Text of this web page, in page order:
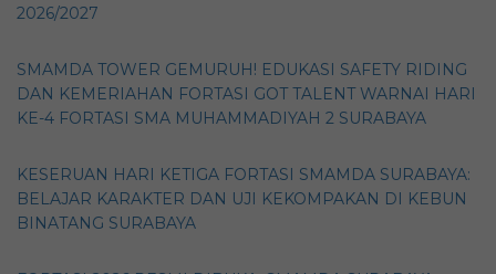
2026/2027
SMAMDA TOWER GEMURUH! EDUKASI SAFETY RIDING
DAN KEMERIAHAN FORTASI GOT TALENT WARNAI HARI
KE-4 FORTASI SMA MUHAMMADIYAH 2 SURABAYA
KESERUAN HARI KETIGA FORTASI SMAMDA SURABAYA:
BELAJAR KARAKTER DAN UJI KEKOMPAKAN DI KEBUN
BINATANG SURABAYA